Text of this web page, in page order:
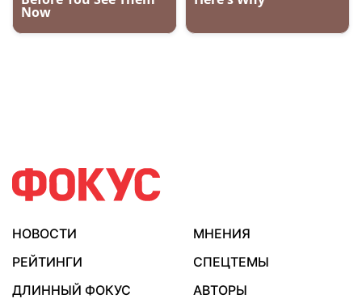
НОВОСТИ
МНЕНИЯ
РЕЙТИНГИ
СПЕЦТЕМЫ
ДЛИННЫЙ ФОКУС
АВТОРЫ